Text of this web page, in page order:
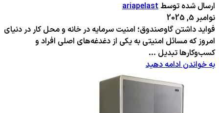
ارسال شده توسط ariapelast
نوامبر 5, 2025
فواید داشتن گاوصندوق؛ امنیت سرمایه در خانه و محل کار در دنیای
امروز که مسائل امنیتی به یکی از دغدغه‌های اصلی افراد و
کسب‌وکارها تبدیل ...
به خواندن ادامه دهید